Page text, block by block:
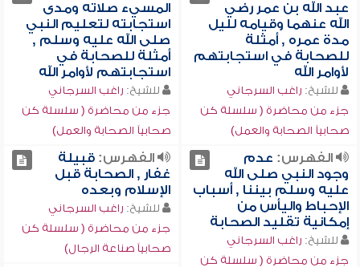
عبد الله بن عمر رضي
الله عنهما وقيامه لليل
مدة عمره , أمثلة
للصحابة في استجابتهم
لأوامر الله
للشيخ: راغب السرجاني
جزء من محاضرة ( سلسلة كن
صحابياً الصحابة والعمل)
المسيء صلاته ومدى
استجابته لتعليم النبي
صلى الله عليه وسلم ,
أمثلة للصحابة في
استجابتهم لأوامر الله
للشيخ: راغب السرجاني
جزء من محاضرة ( سلسلة كن
صحابياً الصحابة والعمل)
الفهرس: عدم
وجود النبي صلى الله
عليه وسلم بيننا , أسباب
الإحباط واليأس من
إمكانية تقليد الصحابة
للشيخ: راغب السرجاني
جزء من محاضرة ( سلسلة كن
الفهرس:قبيلة
غفار , الصحابة قبل
الإسلام وبعده
للشيخ: راغب السرجاني
جزء من محاضرة ( سلسلة كن
صحابياً صناعة الرجال)